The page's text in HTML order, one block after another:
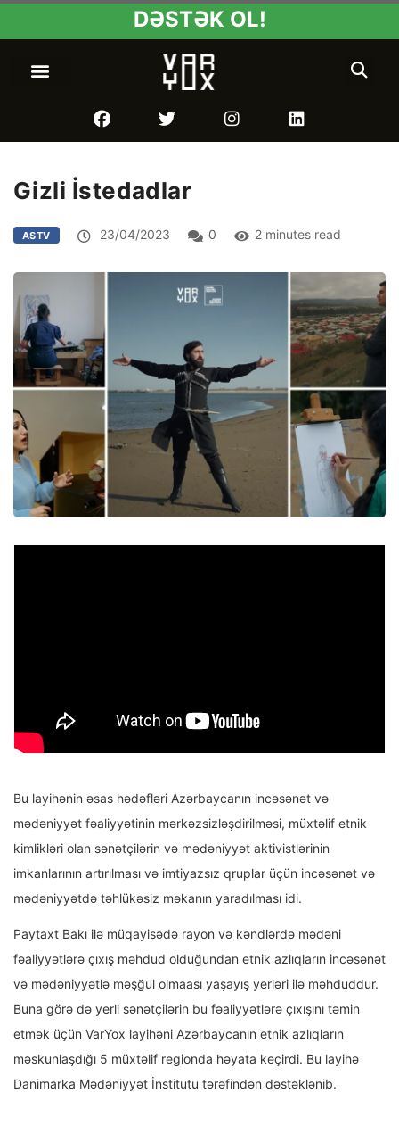
DƏSTƏK OL!
Gizli İstedadlar
ASTV 23/04/2023 0 2 minutes read
Bu layihənin əsas hədəfləri Azərbaycanın incəsənət və
mədəniyyət fəaliyyətinin mərkəzsizləşdirilməsi, müxtəlif etnik
kimlikləri olan sənətçilərin və mədəniyyət aktivistlərinin
imkanlarının artırılması və imtiyazsız qruplar üçün incəsənət və
mədəniyyətdə təhlükəsiz məkanın yaradılması idi.
Paytaxt Bakı ilə müqayisədə rayon və kəndlərdə mədəni
fəaliyyətlərə çıxış məhdud olduğundan etnik azlıqların incəsənət
və mədəniyyətlə məşğul olmaası yaşayış yerləri ilə məhduddur.
Buna görə də yerli sənətçilərin bu fəaliyyətlərə çıxışını təmin
etmək üçün VarYox layihəni Azərbaycanın etnik azlıqların
məskunlaşdığı 5 müxtəlif regionda həyata keçirdi. Bu layihə
Danimarka Mədəniyyət İnstitutu tərəfindən dəstəklənib.